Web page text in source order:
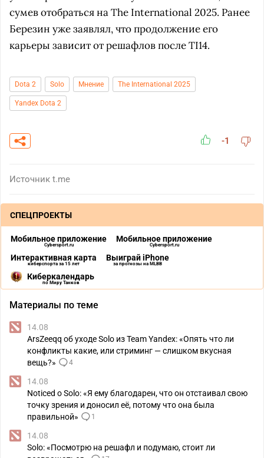
сумев отобраться на The International 2025. Ранее
Березин уже заявлял, что продолжение его
карьеры зависит от решафлов после TI14.
Dota 2 Solo Мнение The International 2025
Yandex Dota 2
-1
Источник t.me
СПЕЦПРОЕКТЫ
Мобильное приложение
Cybersport.ru
Мобильное приложение
Cybersport.ru
Интерактивная карта
киберспорта за 15 лет
Выиграй iPhone
за прогнозы на MLBB
Киберкалендарь
по Миру Танков
Материалы по теме
14.08
ArsZeeqq об уходе Solo из Team Yandex: «Опять что ли
конфликты какие, или стриминг — слишком вкусная
вещь?»
4
14.08
Noticed о Solo: «Я ему благодарен, что он отстаивал свою
точку зрения и доносил её, потому что она была
правильной»
1
14.08
Solo: «Посмотрю на решафл и подумаю, стоит ли